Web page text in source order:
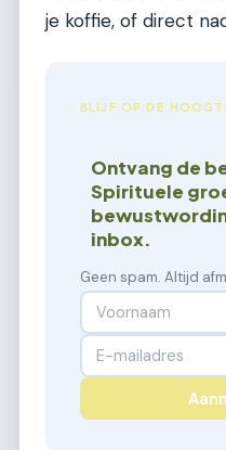
je koffie, of direct
BLIJF OP DE
Ontvang de
Spirituele
inbox.
Geen spam. Altijd